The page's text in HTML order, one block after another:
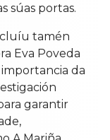
súas portas.
tamén
Eva Poveda
da
garantir